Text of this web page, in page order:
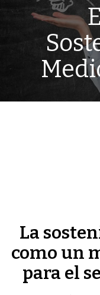
La
como un
para el